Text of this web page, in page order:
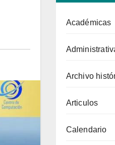
Académicas
Archivo
Articulos
Calendario